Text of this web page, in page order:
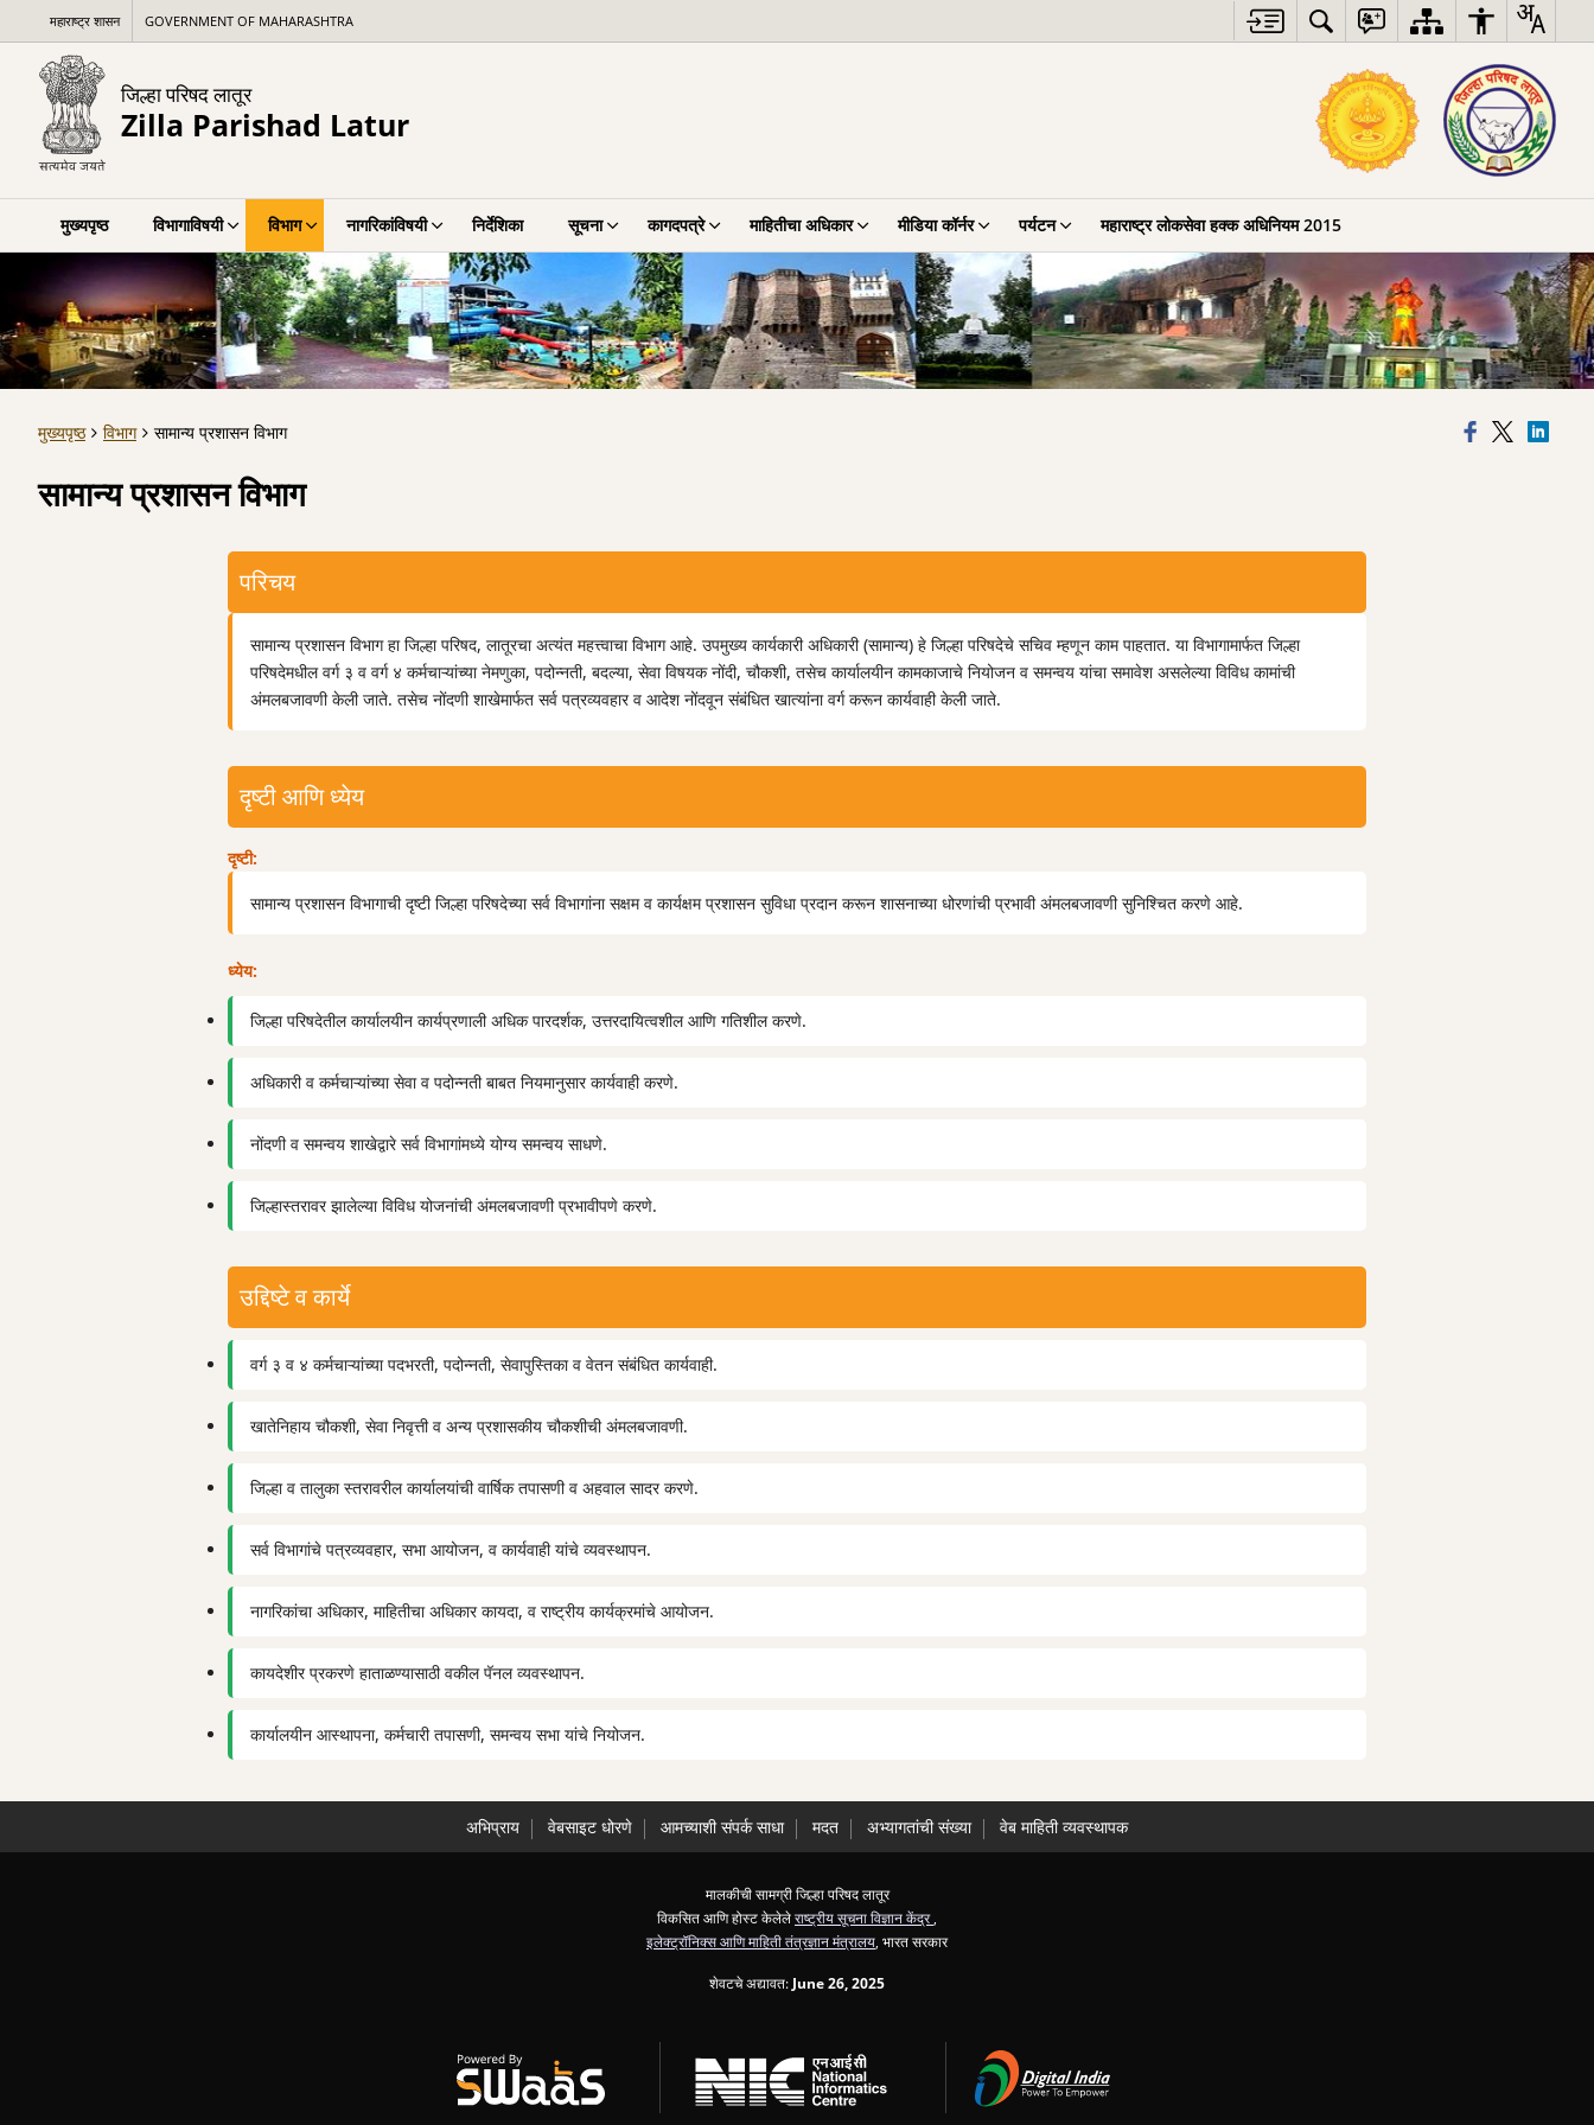
महाराष्ट्र शासन GOVERNMENT OF MAHARASHTRA
जिल्हा परिषद लातूर
Zilla Parishad Latur
मुख्यपृष्ठ विभागाविषयी विभाग नागरिकांविषयी निर्देशिका सूचना कागदपत्रे माहितीचा अधिकार मीडिया कॉर्नर पर्यटन महाराष्ट्र लोकसेवा हक्क अधिनियम 2015
मुख्यपृष्ठ विभाग सामान्य प्रशासन विभाग
सामान्य प्रशासन विभाग
परिचय
सामान्य प्रशासन विभाग हा जिल्हा परिषद, लातूरचा अत्यंत महत्त्वाचा विभाग आहे. उपमुख्य कार्यकारी अधिकारी (सामान्य) हे जिल्हा परिषदेचे सचिव म्हणून काम पाहतात. या विभागामार्फत जिल्हा
परिषदेमधील वर्ग ३ व वर्ग ४ कर्मचाऱ्यांच्या नेमणुका, पदोन्नती, बदल्या, सेवा विषयक नोंदी, चौकशी, तसेच कार्यालयीन कामकाजाचे नियोजन व समन्वय यांचा समावेश असलेल्या विविध कामांची
अंमलबजावणी केली जाते. तसेच नोंदणी शाखेमार्फत सर्व पत्रव्यवहार व आदेश नोंदवून संबंधित खात्यांना वर्ग करून कार्यवाही केली जाते.
दृष्टी आणि ध्येय
दृष्टी:
सामान्य प्रशासन विभागाची दृष्टी जिल्हा परिषदेच्या सर्व विभागांना सक्षम व कार्यक्षम प्रशासन सुविधा प्रदान करून शासनाच्या धोरणांची प्रभावी अंमलबजावणी सुनिश्चित करणे आहे.
ध्येय:
जिल्हा परिषदेतील कार्यालयीन कार्यप्रणाली अधिक पारदर्शक, उत्तरदायित्वशील आणि गतिशील करणे.
अधिकारी व कर्मचाऱ्यांच्या सेवा व पदोन्नती बाबत नियमानुसार कार्यवाही करणे.
नोंदणी व समन्वय शाखेद्वारे सर्व विभागांमध्ये योग्य समन्वय साधणे.
जिल्हास्तरावर झालेल्या विविध योजनांची अंमलबजावणी प्रभावीपणे करणे.
उद्दिष्टे व कार्ये
वर्ग ३ व ४ कर्मचाऱ्यांच्या पदभरती, पदोन्नती, सेवापुस्तिका व वेतन संबंधित कार्यवाही.
खातेनिहाय चौकशी, सेवा निवृत्ती व अन्य प्रशासकीय चौकशीची अंमलबजावणी.
जिल्हा व तालुका स्तरावरील कार्यालयांची वार्षिक तपासणी व अहवाल सादर करणे.
सर्व विभागांचे पत्रव्यवहार, सभा आयोजन, व कार्यवाही यांचे व्यवस्थापन.
नागरिकांचा अधिकार, माहितीचा अधिकार कायदा, व राष्ट्रीय कार्यक्रमांचे आयोजन.
कायदेशीर प्रकरणे हाताळण्यासाठी वकील पॅनल व्यवस्थापन.
कार्यालयीन आस्थापना, कर्मचारी तपासणी, समन्वय सभा यांचे नियोजन.
अभिप्राय वेबसाइट धोरणे आमच्याशी संपर्क साधा मदत अभ्यागतांची संख्या वेब माहिती व्यवस्थापक
मालकीची सामग्री जिल्हा परिषद लातूर
विकसित आणि होस्ट केलेलेराष्ट्रीय सूचना विज्ञान केंद्र
इलेक्ट्रॉनिक्स आणि माहिती तंत्रज्ञान मंत्रालय , भारत सरकार
शेवटचे अद्यावत: June 26, 2025